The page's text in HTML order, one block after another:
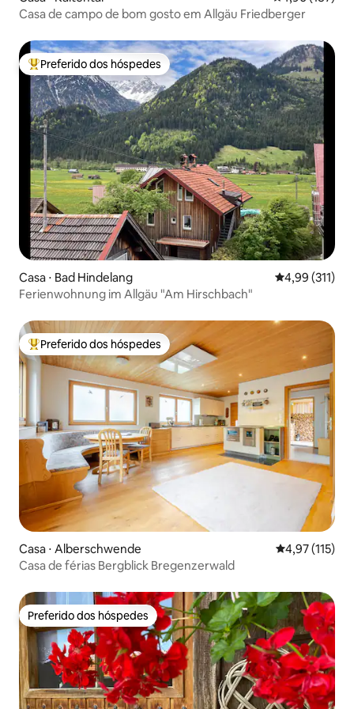
Casa de campo de bom gosto em Allgäu Friedberger
Entre os melhores preferidos dos hóspedes
Preferido dos hóspedes
Casa ⋅ Bad Hindelang 4,99 de uma
4,99 (311)
Ferienwohnung im Allgäu "Am Hirschbach"
Entre os melhores preferidos dos hóspedes
Preferido dos hóspedes
Casa ⋅ Alberschwende 4,97 de uma
4,97 (115)
Casa de férias Bergblick Bregenzerwald
Preferido dos hóspedes
Preferido dos hóspedes